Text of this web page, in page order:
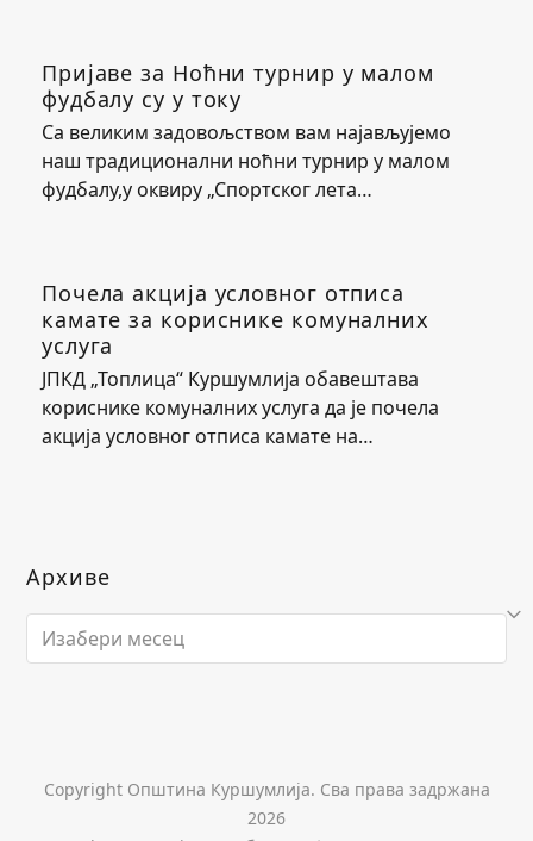
Пријаве за Ноћни турнир у малом
фудбалу су у току
Са великим задовољством вам најављујемо
наш традиционални ноћни турнир у малом
фудбалу,у оквиру „Спортског лета…
Почела акција условног отписа
камате за кориснике комуналних
услуга
ЈПКД „Топлица“ Куршумлија обавештава
кориснике комуналних услуга да је почела
акција условног отписа камате на…
Архиве
Архиве
Copyright Општина Куршумлија. Сва права задржана
2026